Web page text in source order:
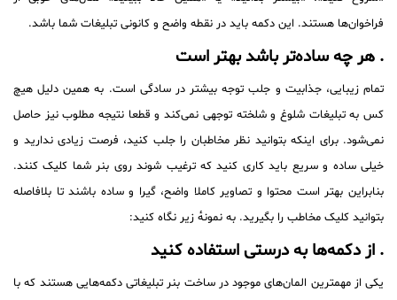
فراخوان‌ها هستند. این دکمه باید در نقطه واضح و کانونی تبلیغات شما باشد.
. هر چه ساده‌تر باشد بهتر است
تمام زیبایی، جذابیت و جلب توجه بیشتر در سادگی است. به همین دلیل هیچ
کس به تبلیغات شلوغ و شلخته توجهی نمی‌کند و قطعا نتیجه مطلوب نیز حاصل
نمی‌شود. برای اینکه بتوانید نظر مخاطبان را جلب کنید، فرصت زیادی ندارید و
خیلی ساده و سریع باید کاری کنید که ترغیب شوند روی بنر شما کلیک کنند.
بنابراین بهتر است محتوا و تصاویر کاملا واضح، گیرا و ساده باشند تا بلافاصله
بتوانید کلیک مخاطب را بگیرید. به نمونهٔ زیر نگاه کنید:
. از دکمه‌ها به درستی استفاده کنید
یکی از مهمترین المان‌های موجود در ساخت بنر تبلیغاتی دکمه‌هایی هستند که با